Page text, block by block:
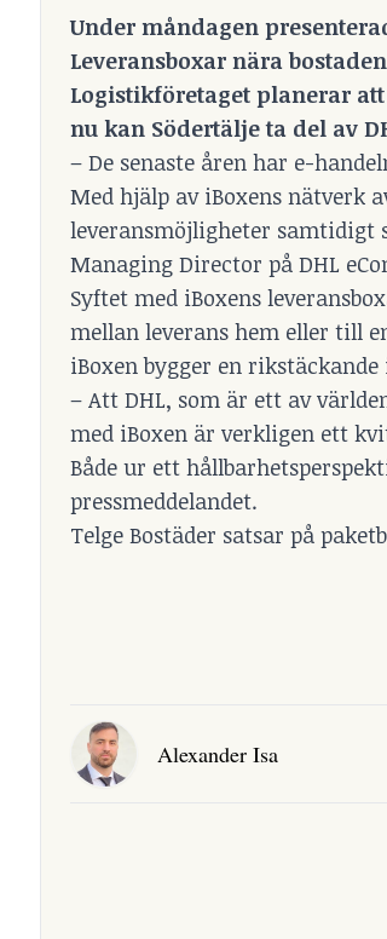
Under måndagen
Leveransboxar nära
Logistikföretaget planerar
nu kan Södertälje ta del av
– De senaste åren har e-
Med hjälp av iBoxens nätverk
leveransmöjligheter samtidigt
Managing Director på DHL
Syftet med iBoxens
mellan leverans­ hem eller till
iBoxen bygger en
– Att DHL, som är ett av
med iBoxen är verkligen ett
Både ur ett
pressmeddelandet.
Telge Bostäder satsar på
Alexander Isa